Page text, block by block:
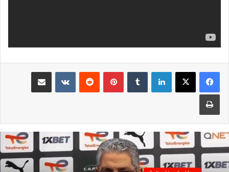
لينكدإن بينتيريست
مشاركة عبر البريد
طباعة